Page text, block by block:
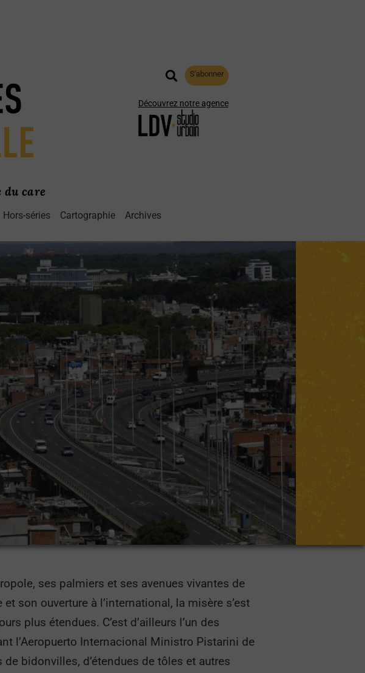
S'abonner
Découvrez notre agence
du care
Hors-séries Cartographie Archives
ses palmiers et ses avenues vivantes de
son ouverture à l’international, la misère s’est
plus étendues. C’est d’ailleurs l’un des
l’Aeropuerto Internacional Ministro Pistarini de
bidonvilles, d’étendues de tôles et autres